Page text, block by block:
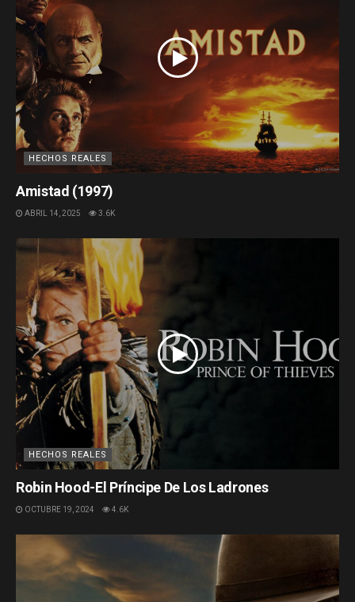
HECHOS REALES
Amistad (1997)
ABRIL 14, 2025 3.6K
HECHOS REALES
Robin Hood-El Príncipe De Los Ladrones
OCTUBRE 19, 2024 4.6K